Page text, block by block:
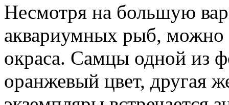
Несмотря на большую
аквариумных рыб,
окраса. Самцы одной из
оранжевый цвет, другая